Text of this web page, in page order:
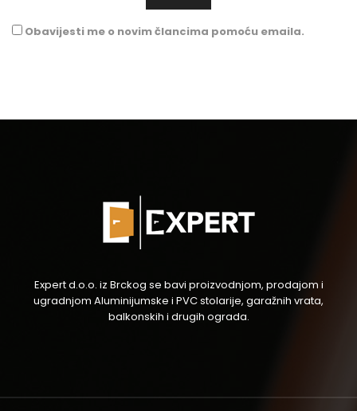
Obavijesti me o novim člancima pomoću emaila.
Expert d.o.o. iz Brckog se bavi proizvodnjom, prodajom i
ugradnjom Aluminijumske i PVC stolarije, garažnih vrata,
balkonskih i drugih ograda.